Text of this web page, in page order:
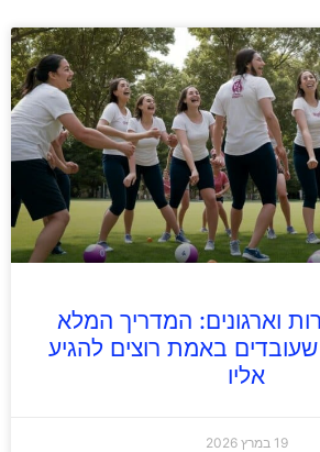
וארגונים: המדריך המלא
שעובדים באמת רוצים להגיע
אליו
19 במרץ 2026